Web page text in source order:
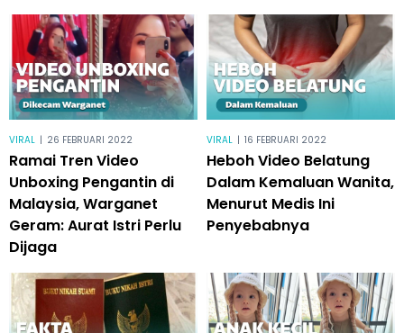
VIRAL | 26 FEBRUARI 2022
Ramai Tren Video
Unboxing Pengantin di
Malaysia, Warganet
Geram: Aurat Istri Perlu
Dijaga
VIRAL | 16 FEBRUARI 2022
Heboh Video Belatung
Dalam Kemaluan Wanita,
Menurut Medis Ini
Penyebabnya